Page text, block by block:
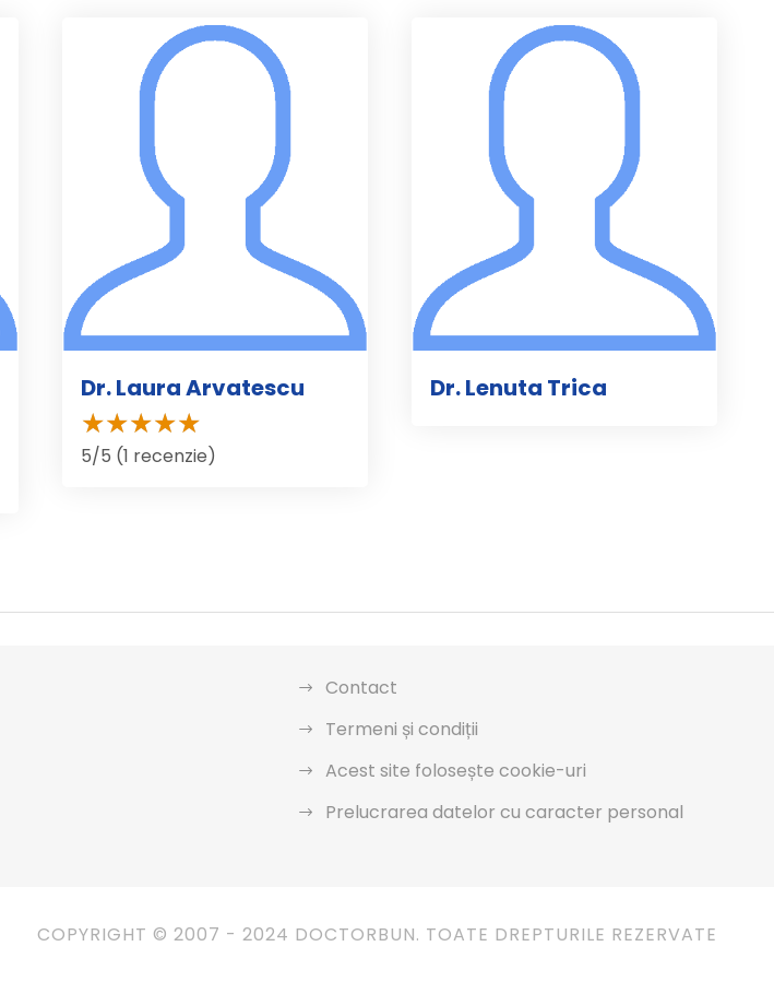
Dr. Laura Arvatescu
5/5 (1 recenzie)
Dr. Lenuta Trica
Contact
Termeni și condiții
Acest site folosește cookie-uri
Prelucrarea datelor cu caracter personal
COPYRIGHT © 2007 - 2024 DOCTORBUN. TOATE DREPTURILE REZERVATE